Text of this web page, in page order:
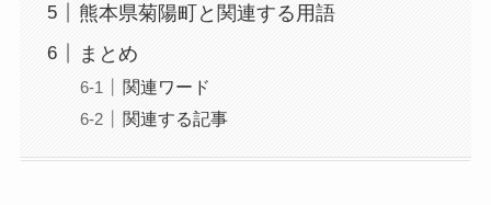
熊本県菊陽町と関連する用語
まとめ
関連ワード
関連する記事